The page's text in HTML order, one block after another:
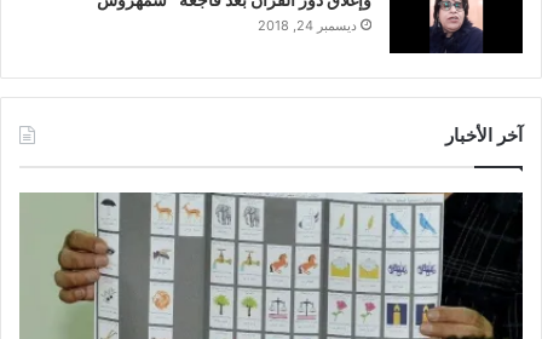
ديسمبر 24, 2018
آخر الأخبار